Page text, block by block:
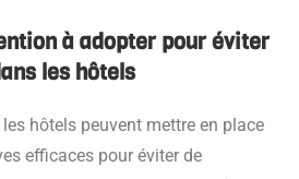
à adopter pour éviter
les hôtels
hôtels peuvent mettre en place
efficaces pour éviter de